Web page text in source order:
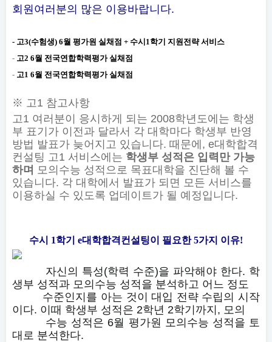
회원여러분의 많은 이용바랍니다.
- 고3(수험생) 6월 평가원 실채점 + 수시1학기 지원전략 서비스
- 고2 6월 전국연합학력평가 실채점
- 고1 6월 전국연합학력평가 실채점
※ 고1 참고사항
고1 여러분이 응시하게 되는 2008학년도에는 학생
부 표기가 이전과 달라서 각 대학마다 학생부 반영
방법 발표가 늦어지고 있습니다. 때문에, e대학합격
컨설팅 고1 서비스에는 학생부 성적은 입력만 가능
하며 모의수능 성적으로 목표대학을 진단해 볼 수
있습니다. 각 대학에서 발표가 되면 모든 서비스를
이용하실 수 있도록 업데이트가 될 예정입니다.
수시 1학기 e대학합격컨설팅이 필요한 5가지 이유!
자신의 특성(학력 수준)을 파악해야 한다. 학
생부 성적과 모의수능 성적을 분석하고 어느 정도
수준인지를 아는 것이 대입 전략 수립의 시작
이다. 이때 학생부 성적은 2학년 2학기까지, 모의
수능 성적은 6월 평가원 모의수능 성적을 토
대로 분석한다.